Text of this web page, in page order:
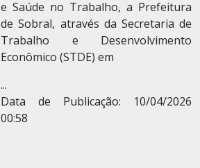
e Saúde no Trabalho, a Prefeitura
de Sobral, através da Secretaria de
Trabalho e Desenvolvimento
Econômico (STDE) em
...
Data de Publicação: 10/04/2026
00:58